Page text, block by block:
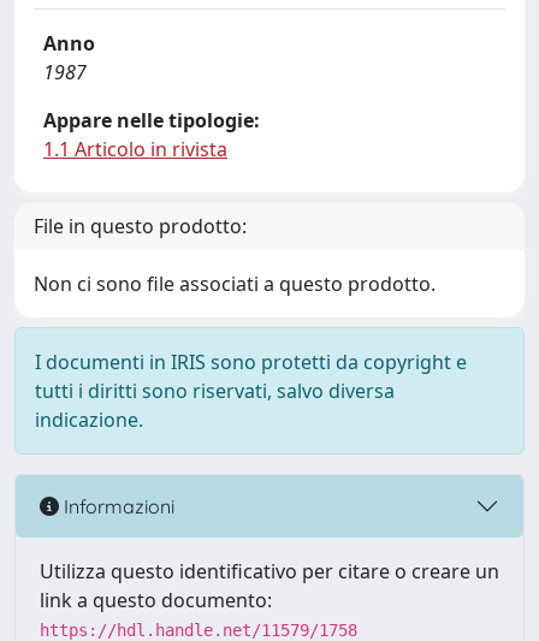
Anno
1987
Appare nelle tipologie:
1.1 Articolo in rivista
File in questo prodotto:
Non ci sono file associati a questo prodotto.
I documenti in IRIS sono protetti da copyright e
tutti i diritti sono riservati, salvo diversa
indicazione.
Informazioni
Utilizza questo identificativo per citare o creare un
link a questo documento:
https://hdl.handle.net/11579/1758